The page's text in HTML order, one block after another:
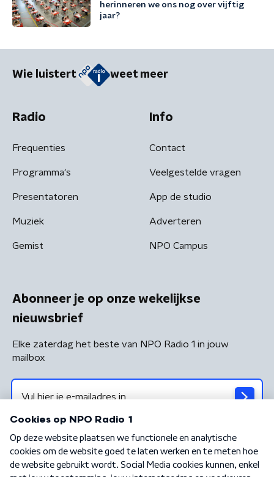
herinneren we ons nog over vijftig
jaar?
Wie luistert weet meer
Radio
Frequenties
Programma's
Presentatoren
Muziek
Gemist
Info
Contact
Veelgestelde vragen
App de studio
Adverteren
NPO Campus
Abonneer je op onze wekelijkse
nieuwsbrief
Elke zaterdag het beste van NPO Radio 1 in jouw
mailbox
Algemene voorwaarden